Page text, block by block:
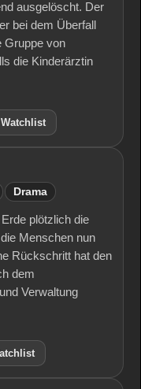
ausgelöscht. Der
bei dem Überfall
Gruppe von
die Kinderärztin
Drama
plötzlich die
Menschen nun
Rückschritt hat den
dem
Verwaltung